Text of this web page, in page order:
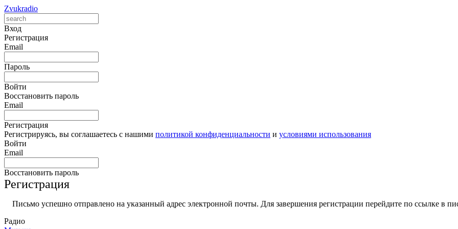
Zvukradio
Вход
Регистрация
Email
Пароль
Войти
Восстановить пароль
Email
Регистрация
Регистрируясь, вы соглашаетесь с нашими политикой конфиденциальности и условиями использования
Войти
Email
Восстановить пароль
Регистрация
Письмо успешно отправлено на указанный адрес электронной почты. Для завершения регистрации перейдите по ссылке в
Радио